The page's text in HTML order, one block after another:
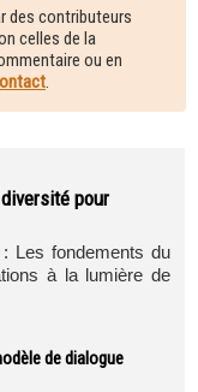
des contributeurs
celles de la
ou en
.
pour
Les fondements du
à la lumière de
de dialogue